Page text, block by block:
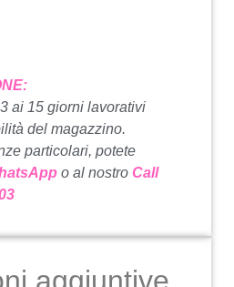
ai 15 giorni lavorativi
del magazzino.
particolari, potete
o al nostro Call
aggiuntive